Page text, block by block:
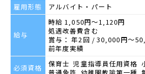
雇用形態
アルバイト・パート
給与
時給 1,050円～1,120円
処遇改善費含む
賞与： 年2回 / 30,000円〜
前年度実績
必須資格
保育士 児童指導員任用資格